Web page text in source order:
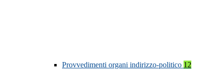
Provvedimenti organi indirizzo-politico 12